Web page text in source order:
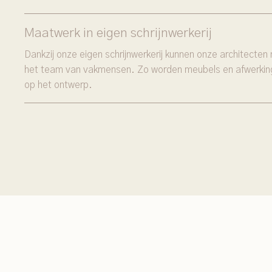
Maatwerk in eigen schrijnwerkerij
Dankzij onze eigen schrijnwerkerij kunnen onze
het team van vakmensen. Zo worden meubels en
op het ontwerp.